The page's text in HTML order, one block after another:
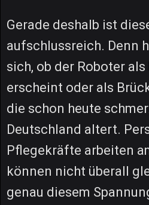
Gerade deshalb ist
aufschlussreich. Denn
sich, ob der Roboter
erscheint oder als
die schon heute
Deutschland altert.
Pflegekräfte arbeiten
können nicht überall
genau diesem